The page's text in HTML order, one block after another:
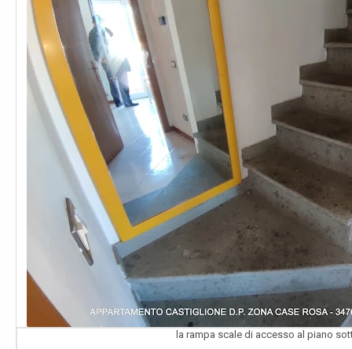
la rampa scale di accesso al piano